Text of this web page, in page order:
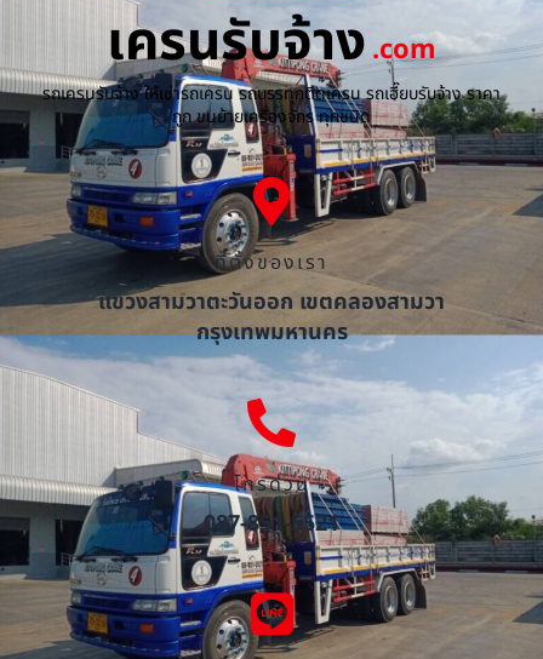
เครนรับจ้าง.com
รถเครนรับจ้าง ให้เช่ารถเครน รถบรรทุกติดเครน รถเฮี๊ยบรับจ้าง ราคา
ถูก ขนย้ายเครื่องจักร ทุกชนิด
ที่ตั้งของเรา
แขวงสามวาตะวันออก เขตคลองสามวา
กรุงเทพมหานคร
โทรด่วน
087-851-5521